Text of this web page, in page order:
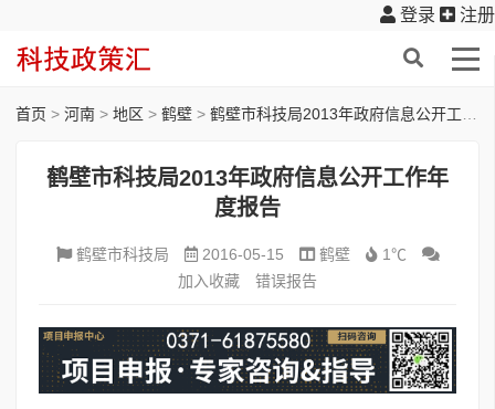
登录 注册
首页 > 河南 > 地区 > 鹤壁 > 鹤壁市科技局2013年政府信息公开工作年度报告
鹤壁市科技局2013年政府信息公开工作年
度报告
鹤壁市科技局 2016-05-15 鹤壁
1℃
加入收藏
错误报告